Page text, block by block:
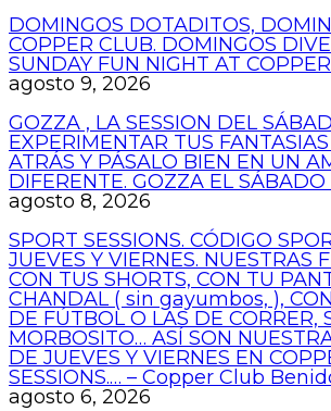
DOMINGOS DOTADITOS,
COPPER CLUB. DOMINGOS
SUNDAY FUN NIGHT AT
agosto 9, 2026
GOZZA , LA SESSION DEL
EXPERIMENTAR TUS
ATRÁS Y PÁSALO BIEN EN UN
DIFERENTE. GOZZA EL SÁBADO
agosto 8, 2026
SPORT SESSIONS. CÓDIGO
JUEVES Y VIERNES. NUESTRAS
CON TUS SHORTS, CON TU
CHANDAL ( sin gayumbos, ),
DE FÚTBOL O LAS DE CORRER,
MORBOSITO… ASÍ SON
DE JUEVES Y VIERNES EN
SESSIONS.… – Copper Club
agosto 6, 2026